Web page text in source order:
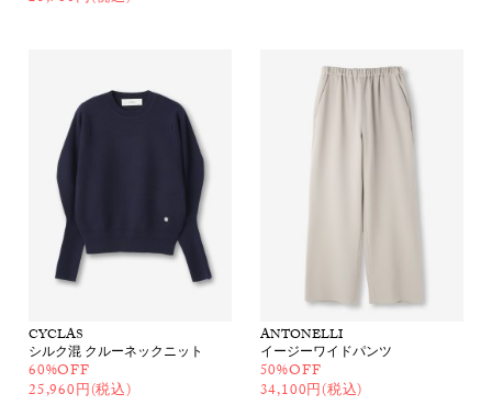
CYCLAS
シルク混 クルーネックニット
60%OFF
25,960円(税込)
ANTONELLI
イージーワイドパンツ
50%OFF
34,100円(税込)